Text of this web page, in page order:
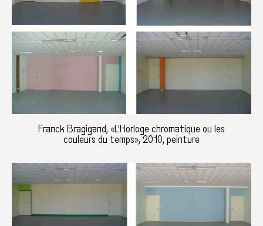
Franck Bragigand, «L'Horloge chromatique ou les
couleurs du temps», 2010, peinture